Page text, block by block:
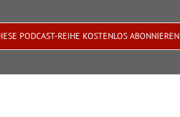
PODCAST-REIHE KOSTENLOS ABONNIEREN